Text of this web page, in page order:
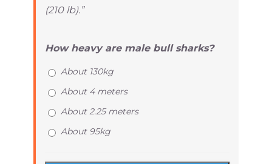
(210 lb).”
How heavy are male bull sharks?
About 130kg
About 4 meters
About 2.25 meters
About 95kg